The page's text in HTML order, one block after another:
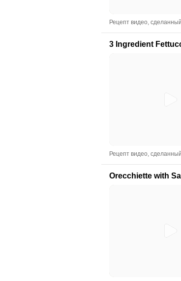
Рецепт видео,
3 Ingredient
Рецепт видео,
Orecchiette with